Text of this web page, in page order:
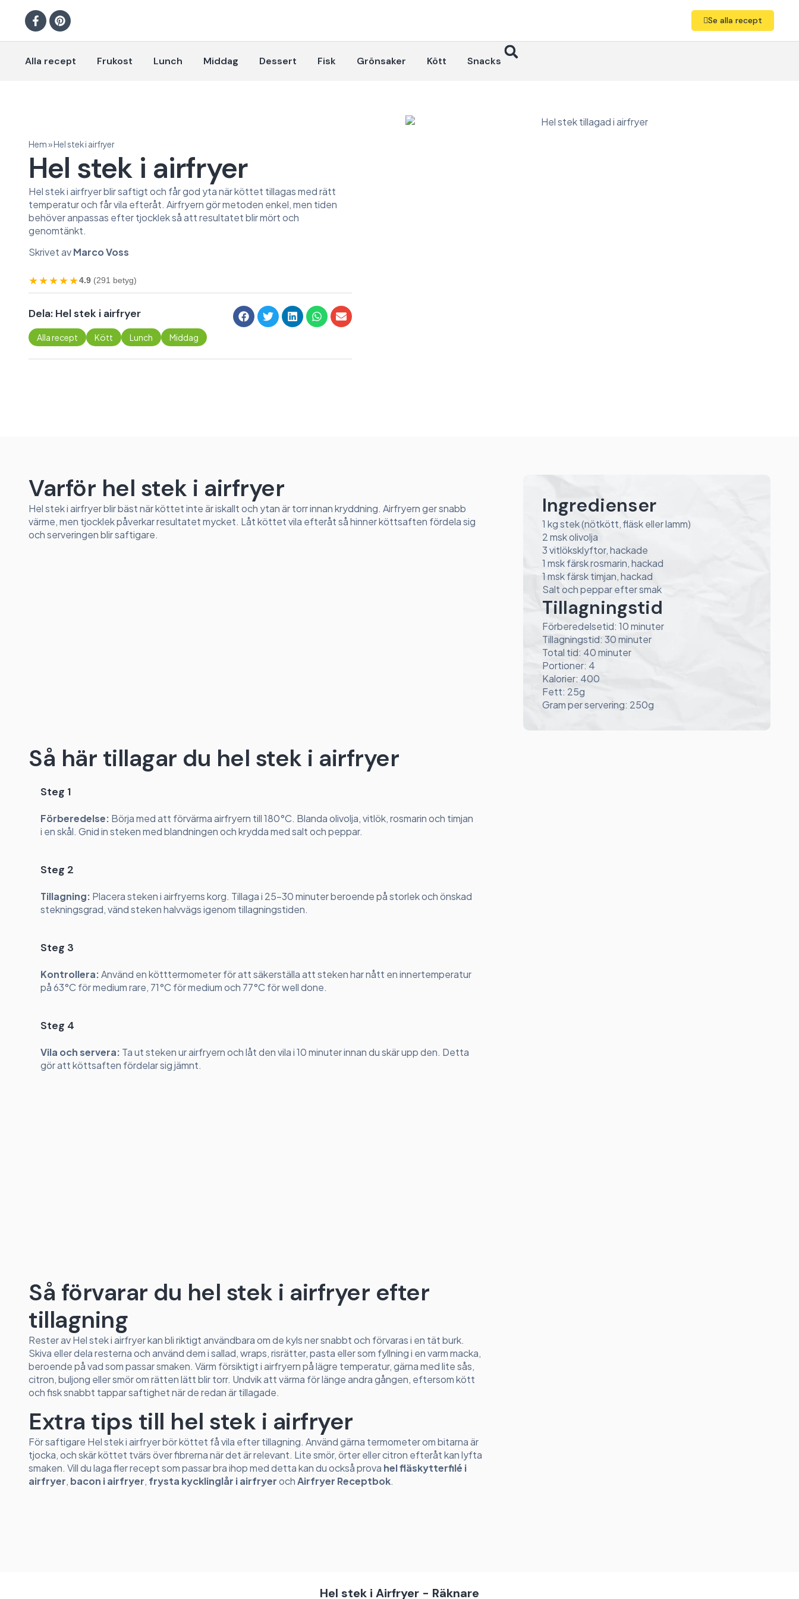
Se alla recept
Alla recept Frukost Lunch Middag Dessert Fisk Grönsaker Kött Snacks
Hem»Hel stek i airfryer
Hel stek i airfryer
Hel stek i airfryer blir saftigt och får god yta när köttet tillagas med rätt
temperatur och får vila efteråt. Airfryern gör metoden enkel, men tiden
behöver anpassas efter tjocklek så att resultatet blir mört och
genomtänkt.
Skrivet avMarco Voss
★★★★★4.9 (291 betyg)
Dela: Hel stek i airfryer
Alla recept Kött Lunch Middag
Varför hel stek i airfryer
Hel stek i airfryer blir bäst när köttet inte är iskallt och ytan är torr innan kryddning. Airfryern ger snabb
värme, men tjocklek påverkar resultatet mycket. Låt köttet vila efteråt så hinner köttsaften fördela sig
och serveringen blir saftigare.
Så här tillagar du hel stek i airfryer
Steg 1
Förberedelse: Börja med att förvärma airfryern till 180°C. Blanda olivolja, vitlök, rosmarin och timjan
i en skål. Gnid in steken med blandningen och krydda med salt och peppar.
Steg 2
Tillagning: Placera steken i airfryerns korg. Tillaga i 25-30 minuter beroende på storlek och önskad
stekningsgrad, vänd steken halvvägs igenom tillagningstiden.
Steg 3
Kontrollera:Använd en kötttermometer för att säkerställa att steken har nått en innertemperatur
på 63°C för medium rare, 71°C för medium och 77°C för well done.
Steg 4
Vila och servera: Ta ut steken ur airfryern och låt den vila i 10 minuter innan du skär upp den. Detta
gör att köttsaften fördelar sig jämnt.
Så förvarar du hel stek i airfryer efter
tillagning
Rester av Hel stek i airfryer kan bli riktigt användbara om de kyls ner snabbt och förvaras i en tät burk.
Skiva eller dela resterna och använd dem i sallad, wraps, risrätter, pasta eller som fyllning i en varm macka,
beroende på vad som passar smaken. Värm försiktigt i airfryern på lägre temperatur, gärna med lite sås,
citron, buljong eller smör om rätten lätt blir torr. Undvik att värma för länge andra gången, eftersom kött
och fisk snabbt tappar saftighet när de redan är tillagade.
Extra tips till hel stek i airfryer
För saftigare Hel stek i airfryer bör köttet få vila efter tillagning. Använd gärna termometer om bitarna är
tjocka, och skär köttet tvärs över fibrerna när det är relevant. Lite smör, örter eller citron efteråt kan lyfta
smaken. Vill du laga fler recept som passar bra ihop med detta kan du också prova hel fläskytterfilé i
airfryer, bacon i airfryer, frysta kycklinglår i airfryerochAirfryer Receptbok.
Ingredienser
1 kg stek (nötkött, fläsk eller lamm)
2 msk olivolja
3 vitlöksklyftor, hackade
1 msk färsk rosmarin, hackad
1 msk färsk timjan, hackad
Salt och peppar efter smak
Tillagningstid
Förberedelsetid: 10 minuter
Tillagningstid: 30 minuter
Total tid: 40 minuter
Portioner: 4
Kalorier: 400
Fett: 25g
Gram per servering: 250g
Hel stek i Airfryer - Räknare